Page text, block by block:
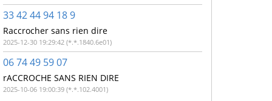
33 42 44 94 18 9
Raccrocher sans rien dire
2025-12-30 19:29:42 (*.*.1840.6e01)
06 74 49 59 07
rACCROCHE SANS RIEN DIRE
2025-10-06 19:00:39 (*.*.102.4001)